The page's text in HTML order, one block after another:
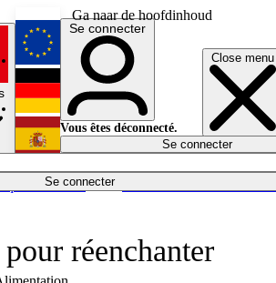
Ga naar de hoofdinhoud
Close menu
Se connecter
Économie
English
Deutsch
Español
Se connecter
Vous êtes déconnecté.
Se connecter
réenchanter